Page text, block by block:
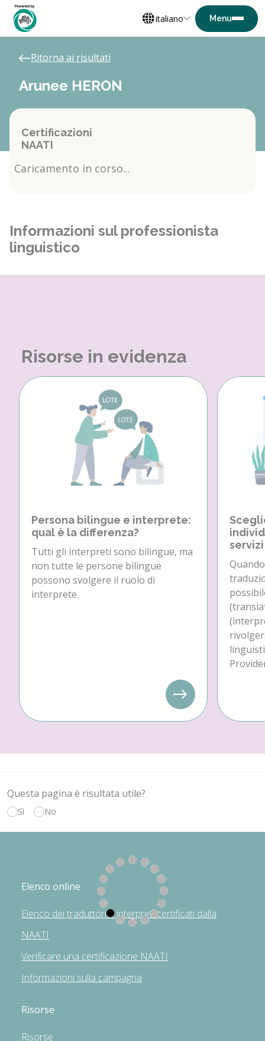
italiano
Ritorna ai risultati
Arunee HERON
Certificazioni
NAATI
Caricamento in corso...
Informazioni sul professionista
linguistico
Risorse in evidenza
Persona bilingue e interprete:
qual è la differenza?
Tutti gli interpreti sono bilingue, ma
non tutte le persone bilingue
possono svolgere il ruolo di
interprete.
Questa pagina è risultata utile?
Sì No
Elenco online
Elenco dei traduttori e interpreti certificati dalla
NAATI
Verificare una certificazione NAATI
Informazioni sulla campagna
Risorse
Risorse